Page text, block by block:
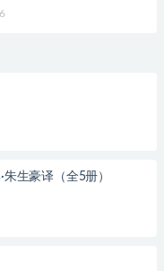
生豪译（全5册）